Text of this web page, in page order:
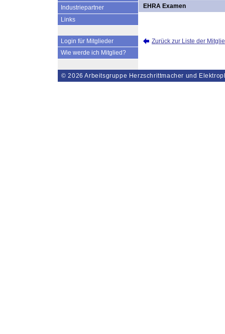
Industriepartner
Links
Login für Mitglieder
Wie werde ich Mitglied?
EHRA Examen
Zurück zur Liste der
© 2026 Arbeitsgruppe Herzschrittmacher und